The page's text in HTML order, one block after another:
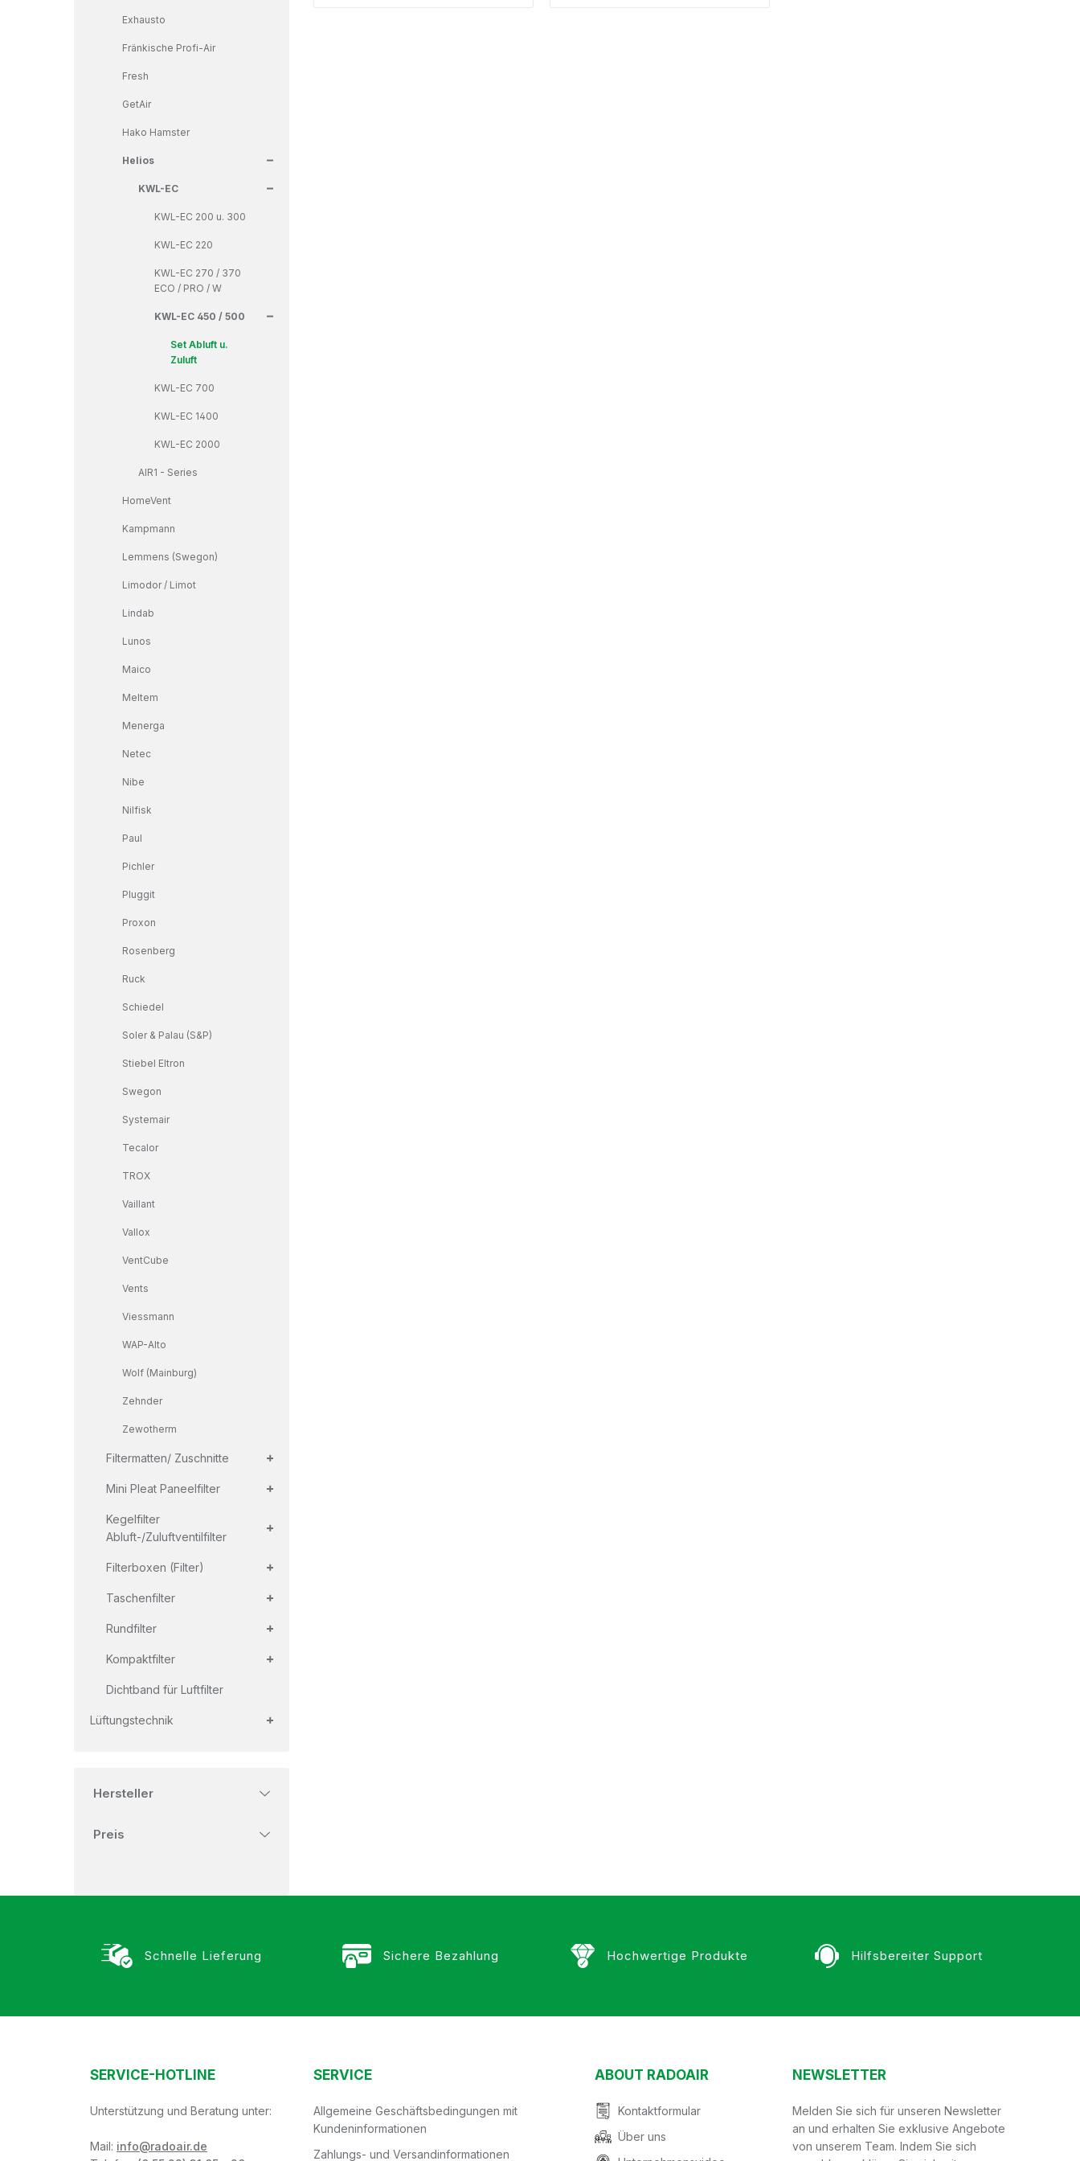
Exhausto
Fränkische Profi-Air
Fresh
GetAir
Hako Hamster
Helios
KWL-EC
KWL-EC 200 u. 300
KWL-EC 220
KWL-EC 270 / 370
ECO / PRO / W
KWL-EC 450 / 500
Set Abluft u.
Zuluft
KWL-EC 700
KWL-EC 1400
KWL-EC 2000
AIR1 - Series
HomeVent
Kampmann
Lemmens (Swegon)
Limodor / Limot
Lindab
Lunos
Maico
Meltem
Menerga
Netec
Nibe
Nilfisk
Paul
Pichler
Pluggit
Proxon
Rosenberg
Ruck
Schiedel
Soler & Palau (S&P)
Stiebel Eltron
Swegon
Systemair
Tecalor
TROX
Vaillant
Vallox
VentCube
Vents
Viessmann
WAP-Alto
Wolf (Mainburg)
Zehnder
Zewotherm
Filtermatten/ Zuschnitte +
Mini Pleat Paneelfilter +
Kegelfilter
Abluft-/Zuluftventilfilter
Filterboxen (Filter) +
Taschenfilter +
Rundfilter +
Kompaktfilter +
Dichtband für Luftfilter
Lüftungstechnik +
Hersteller
Preis
Schnelle Lieferung Sichere Bezahlung Hochwertige Produkte Hilfsbereiter Support
SERVICE-HOTLINE
Unterstützung und Beratung unter:
Mail: info@radoair.de
SERVICE
Allgemeine Geschäftsbedingungen mit
Kundeninformationen
Zahlungs- und Versandinformationen
ABOUT RADOAIR
Kontaktformular
Über uns
NEWSLETTER
Melden Sie sich für unseren Newsletter
an und erhalten Sie exklusive Angebote
von unserem Team. Indem Sie sich